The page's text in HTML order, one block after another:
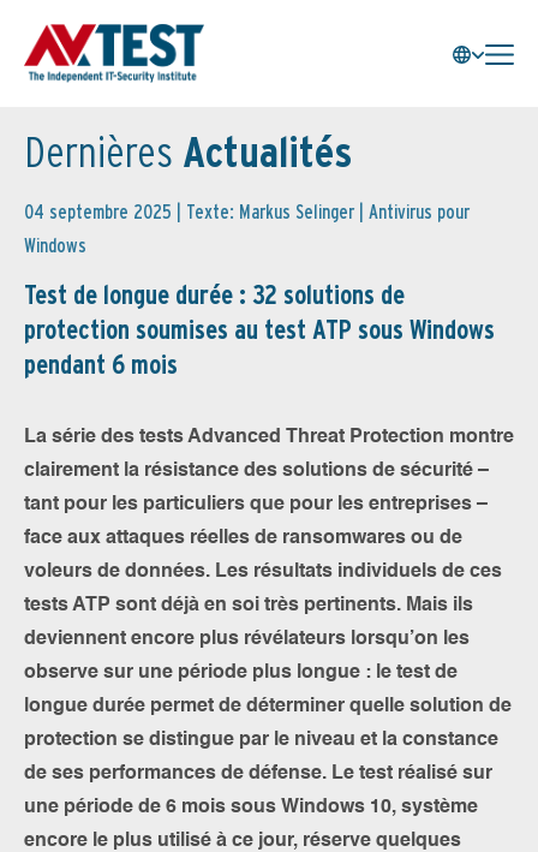
Dernières Actualités
04 septembre 2025 | Texte: Markus Selinger | Antivirus pour
Windows
Test de longue durée : 32 solutions de
protection soumises au test ATP sous Windows
pendant 6 mois
La série des tests Advanced Threat Protection montre
clairement la résistance des solutions de sécurité –
tant pour les particuliers que pour les entreprises –
face aux attaques réelles de ransomwares ou de
voleurs de données. Les résultats individuels de ces
tests ATP sont déjà en soi très pertinents. Mais ils
deviennent encore plus révélateurs lorsqu’on les
observe sur une période plus longue : le test de
longue durée permet de déterminer quelle solution de
protection se distingue par le niveau et la constance
de ses performances de défense. Le test réalisé sur
une période de 6 mois sous Windows 10, système
encore le plus utilisé à ce jour, réserve quelques